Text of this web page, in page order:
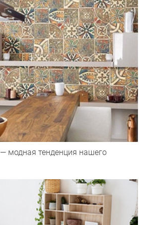
модная тенденция нашего